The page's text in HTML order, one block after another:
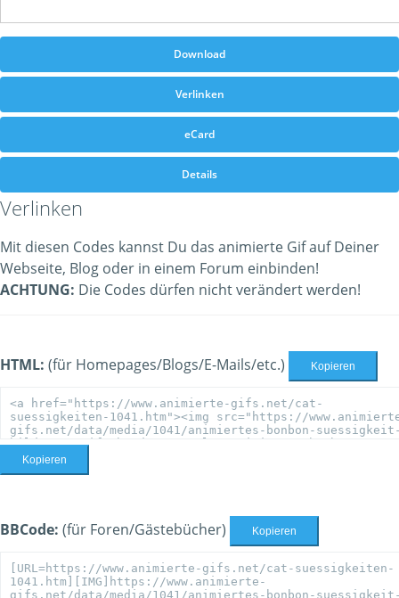
Download
Verlinken
eCard
Details
Verlinken
Mit diesen Codes kannst Du das animierte Gif auf Deiner
Webseite, Blog oder in einem Forum einbinden!
ACHTUNG: Die Codes dürfen nicht verändert werden!
HTML: (für Homepages/Blogs/E-Mails/etc.) Kopieren
Kopieren
BBCode: (für Foren/Gästebücher) Kopieren